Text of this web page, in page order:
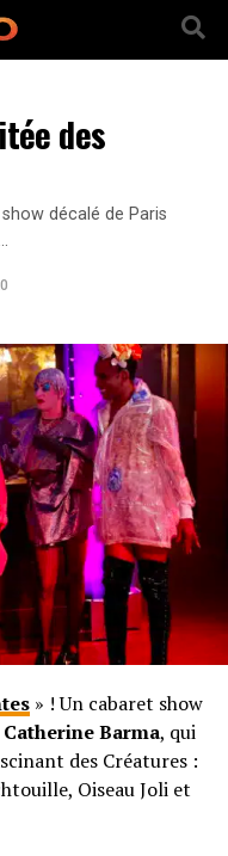
des
décalé de Paris
» ! Un cabaret show
Catherine Barma, qui
des Créatures :
Oiseau Joli et